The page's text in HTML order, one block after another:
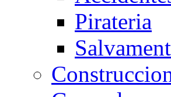
Pirateria